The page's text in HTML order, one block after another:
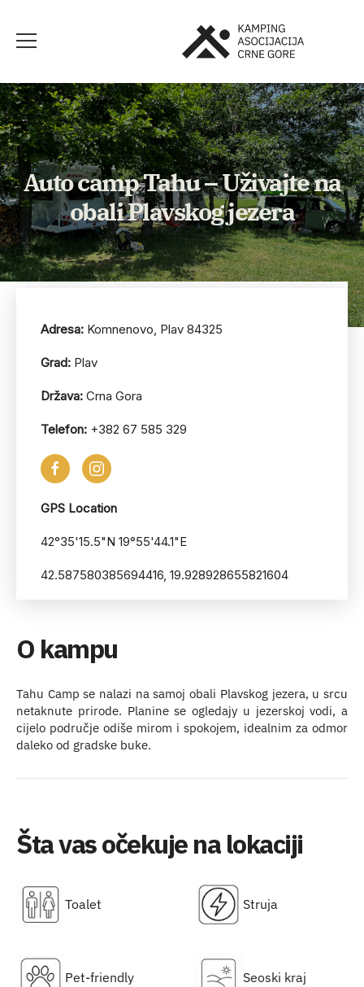
Auto camp Tahu – Uživajte na
obali Plavskog jezera
Adresa: Komnenovo, Plav 84325
Grad: Plav
Država: Crna Gora
Telefon: +382 67 585 329
GPS Location
42°35'15.5"N 19°55'44.1"E
42.587580385694416, 19.928928655821604
O kampu
Tahu Camp se nalazi na samoj obali Plavskog jezera, u srcu
netaknute prirode. Planine se ogledaју u jezerskoj vodi, a
cijelo područje odiše mirom i spokojem, idealnim za odmor
daleko od gradske buke.
Šta vas očekuje na lokaciji
Toalet Struja
Pet-friendly Seoski kraj